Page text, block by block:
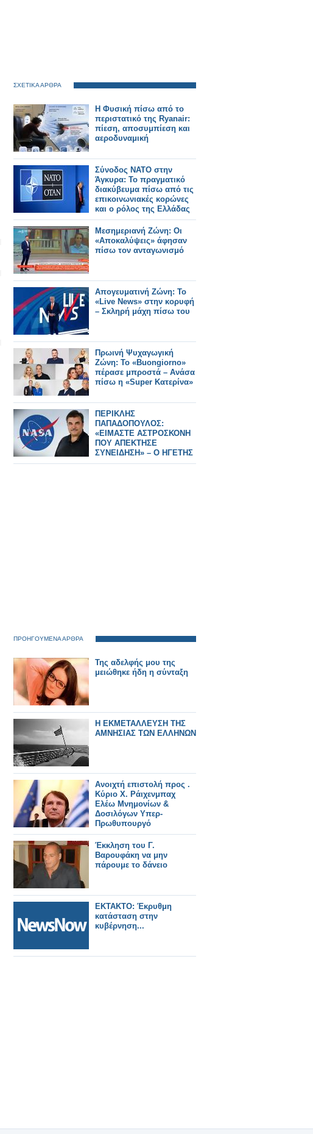
ΣΧΕΤΙΚΑ ΑΡΘΡΑ
Η Φυσική πίσω από το
περιστατικό της Ryanair:
πίεση, αποσυμπίεση και
αεροδυναμική
Σύνοδος ΝΑΤΟ στην
Άγκυρα: Το πραγματικό
διακύβευμα πίσω από τις
επικοινωνιακές κορώνες
και ο ρόλος της Ελλάδας
Μεσημεριανή Ζώνη: Οι
«Αποκαλύψεις» άφησαν
πίσω τον ανταγωνισμό
Απογευματινή Ζώνη: Το
«Live News» στην κορυφή
– Σκληρή μάχη πίσω του
Πρωινή Ψυχαγωγική
Ζώνη: Το «Buongiorno»
πέρασε μπροστά – Ανάσα
πίσω η «Super Κατερίνα»
ΠΕΡΙΚΛΗΣ
ΠΑΠΑΔΟΠΟΥΛΟΣ:
«ΕΙΜΑΣΤΕ ΑΣΤΡΟΣΚΟΝΗ
ΠΟΥ ΑΠΕΚΤΗΣΕ
ΣΥΝΕΙΔΗΣΗ» – Ο ΗΓΕΤΗΣ
ΤΗΣ NASA ΠΙΣΩ ΑΠΟ ΤΟ
ΠΡΟΗΓΟΥΜΕΝΑ ΑΡΘΡΑ
Της αδελφής μου της
μειώθηκε ήδη η σύνταξη
Η ΕΚΜΕΤΑΛΛΕΥΣΗ ΤΗΣ
ΑΜΝΗΣΙΑΣ ΤΩΝ ΕΛΛΗΝΩΝ
Ανοιχτή επιστολή προς .
Κύριο Χ. Ράιχενμπαχ
Ελέω Μνημονίων &
Δοσιλόγων Υπερ-
Πρωθυπουργό
Έκκληση του Γ.
Βαρουφάκη να μην
πάρουμε το δάνειο
ΕΚΤΑΚΤΟ: Έκρυθμη
κατάσταση στην
κυβέρνηση...